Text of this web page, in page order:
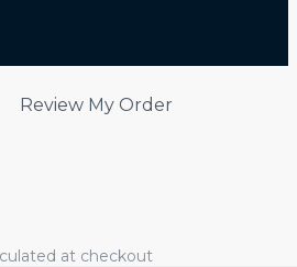
Review My Order
at checkout